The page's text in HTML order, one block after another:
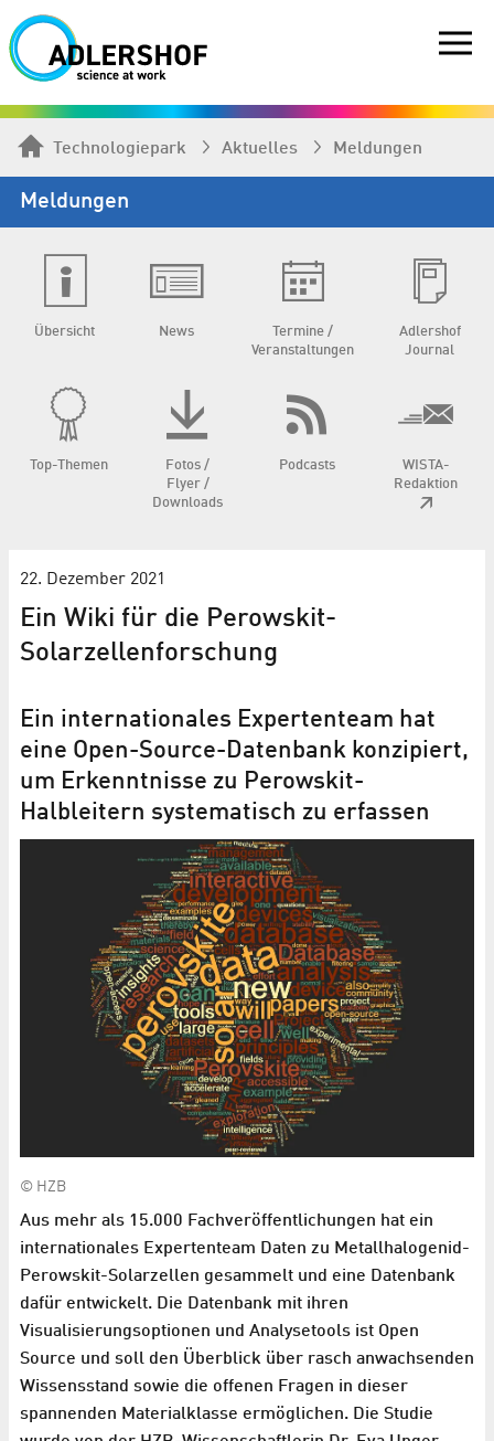
Technologiepark Aktuelles Meldungen
Meldungen
Übersicht News
Termine /
Veranstaltungen
Adlershof
Journal
Top-Themen
Fotos /
Flyer /
Downloads
Podcasts
WISTA-
Redaktion
22. Dezember 2021
Ein Wiki für die Perowskit-
Solarzellenforschung
Ein internationales Expertenteam hat
eine Open-Source-Datenbank konzipiert,
um Erkenntnisse zu Perowskit-
Halbleitern systematisch zu erfassen
© HZB
Aus mehr als 15.000 Fachveröffentlichungen hat ein
internationales Expertenteam Daten zu Metallhalogenid-
Perowskit-Solarzellen gesammelt und eine Datenbank
dafür entwickelt. Die Datenbank mit ihren
Visualisierungsoptionen und Analysetools ist Open
Source und soll den Überblick über rasch anwachsenden
Wissensstand sowie die offenen Fragen in dieser
spannenden Materialklasse ermöglichen. Die Studie